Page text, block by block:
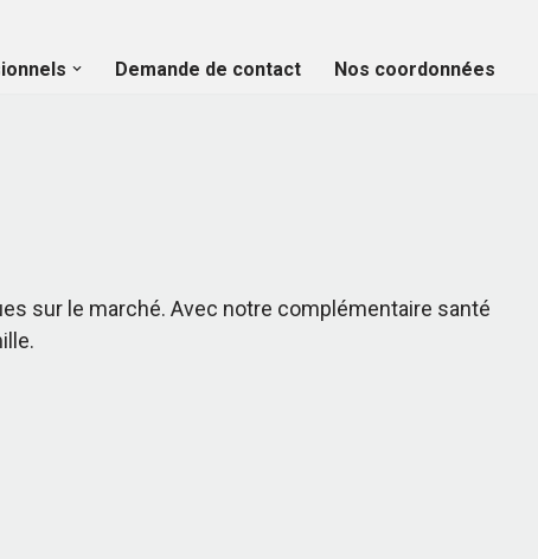
Demande de contact Nos coordonnées
sur le marché. Avec notre complémentaire santé